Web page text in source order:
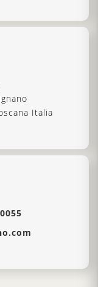
Italia